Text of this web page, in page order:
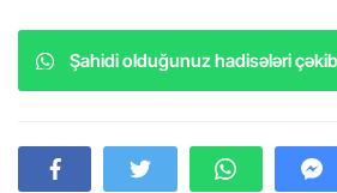
Şahidi olduğunuz hadisələri